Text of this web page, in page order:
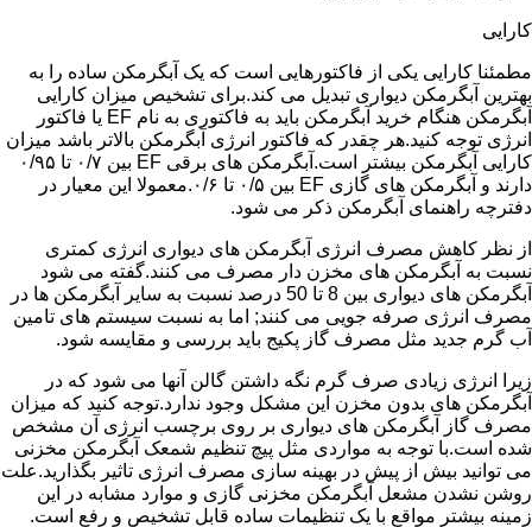
کارایی
مطمئنا کارایی یکی از فاکتورهایی است که یک آبگرمکن ساده را به
بهترین آبگرمکن دیواری تبدیل می کند.برای تشخیص میزان کارایی
آبگرمکن هنگام خرید آبگرمکن باید به فاکتوری به نام EF یا فاکتور
انرژی توجه کنید.هر چقدر که فاکتور انرژی آبگرمکن بالاتر باشد میزان
کارایی آبگرمکن بیشتر است.آبگرمکن های برقی EF بین ۰/۷ تا ۰/۹۵
دارند و آبگرمکن های گازی EF بین ۰/۵ تا ۰/۶.معمولا این معیار در
دفترچه راهنمای آبگرمکن ذکر می شود.
از نظر کاهش مصرف انرژی آبگرمکن های دیواری انرژی کمتری
نسبت به آبگرمکن های مخزن دار مصرف می کنند.گفته می شود
آبگرمکن های دیواری بین 8 تا 50 درصد نسبت به سایر آبگرمکن ها در
مصرف انرژی صرفه جویی می کنند; اما به نسبت سیستم های تامین
آب گرم جدید مثل مصرف گاز پکیج باید بررسی و مقایسه شود.
زیرا انرژی زیادی صرف گرم نگه داشتن گالن آنها می شود که در
آبگرمکن های بدون مخزن این مشکل وجود ندارد.توجه کنید که میزان
مصرف گاز آبگرمکن های دیواری بر روی برچسب انرژی آن مشخص
شده است.با توجه به مواردی مثل پیچ تنظیم شمعک آبگرمکن مخزنی
می توانید بیش از پیش در بهینه سازی مصرف انرژی تاثیر بگذارید.علت
روشن نشدن مشعل آبگرمکن مخزنی گازی و موارد مشابه در این
زمینه بیشتر مواقع با یک تنظیمات ساده قابل تشخیص و رفع است.